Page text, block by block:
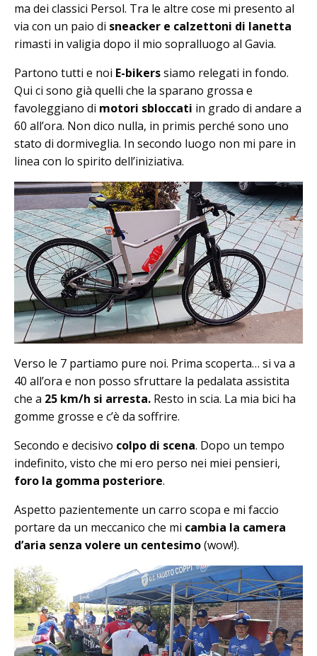
ma dei classici Persol. Tra le altre cose mi presento al
via con un paio di sneacker e calzettoni di lanetta
rimasti in valigia dopo il mio sopralluogo al Gavia.
Partono tutti e noi E-bikerssiamo relegati in fondo.
Qui ci sono già quelli che la sparano grossa e
favoleggiano di motori sbloccati in grado di andare a
60 all’ora. Non dico nulla, in primis perché sono uno
stato di dormiveglia. In secondo luogo non mi pare in
linea con lo spirito dell’iniziativa.
Verso le 7 partiamo pure noi. Prima scoperta… si va a
40 all’ora e non posso sfruttare la pedalata assistita
che a 25 km/h si arresta. Resto in scia. La mia bici ha
gomme grosse e c’è da soffrire.
Secondo e decisivo colpo di scena. Dopo un tempo
indefinito, visto che mi ero perso nei miei pensieri,
foro la gomma posteriore.
Aspetto pazientemente un carro scopa e mi faccio
portare da un meccanico che mi cambia la camera
d’aria senza volere un centesimo(wow!).